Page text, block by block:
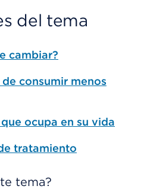
del tema
cambiar?
consumir menos
ocupa en su vida
tratamiento
tema?